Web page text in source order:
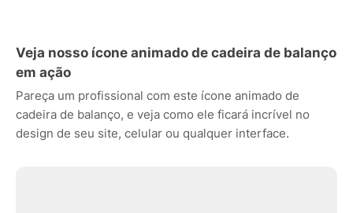
Veja nosso ícone animado de cadeira de balanço
em ação
Pareça um profissional com este ícone animado de
cadeira de balanço, e veja como ele ficará incrível no
design de seu site, celular ou qualquer interface.